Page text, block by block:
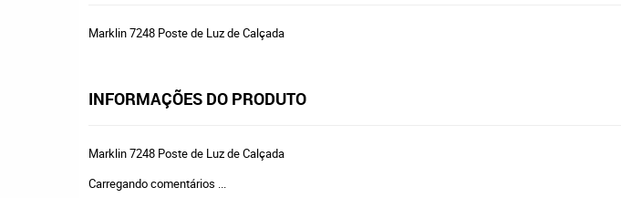
Marklin 7248 Poste de Luz de Calçada
INFORMAÇÕES DO PRODUTO
Marklin 7248 Poste de Luz de Calçada
Carregando comentários ...